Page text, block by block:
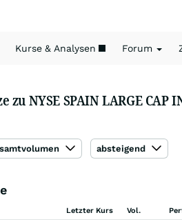
Kurse & Analysen Forum
zu NYSE SPAIN LARGE CAP
absteigend
Letzter Kurs Vol.